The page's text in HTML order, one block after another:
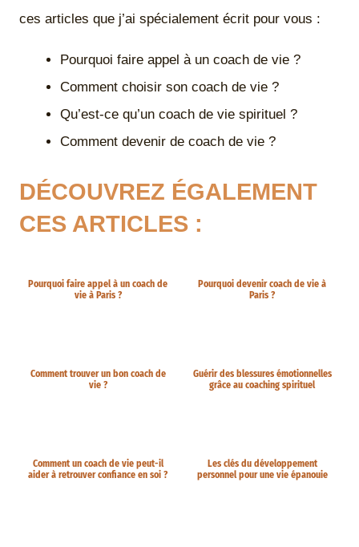
ces articles que j’ai spécialement écrit pour vous :
Pourquoi faire appel à un coach de vie ?
Comment choisir son coach de vie ?
Qu’est-ce qu’un coach de vie spirituel ?
Comment devenir de coach de vie ?
DÉCOUVREZ ÉGALEMENT
CES ARTICLES :
Pourquoi faire appel à un coach de
vie à Paris ?
Pourquoi devenir coach de vie à
Paris ?
Comment trouver un bon coach de
vie ?
Guérir des blessures émotionnelles
grâce au coaching spirituel
Comment un coach de vie peut-il
aider à retrouver confiance en soi ?
Les clés du développement
personnel pour une vie épanouie